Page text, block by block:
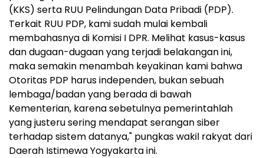
(KKS) serta RUU Pelindungan Data Pribadi (PDP).
Terkait RUU PDP, kami sudah mulai kembali
membahasnya di Komisi I DPR. Melihat kasus-kasus
dan dugaan-dugaan yang terjadi belakangan ini,
maka semakin menambah keyakinan kami bahwa
Otoritas PDP harus independen, bukan sebuah
lembaga/badan yang berada di bawah
Kementerian, karena sebetulnya pemerintahlah
yang justeru sering mendapat serangan siber
terhadap sistem datanya," pungkas wakil rakyat dari
Daerah Istimewa Yogyakarta ini.